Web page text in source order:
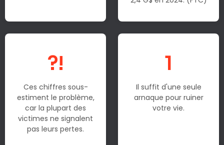
?!
Ces chiffres sous-
estiment le problème,
car la plupart des
victimes ne signalent
pas leurs pertes.
1
Il suffit d'une seule
arnaque pour ruiner
votre vie.